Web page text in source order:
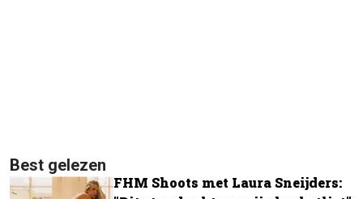
Best gelezen
FHM Shoots met Laura Sneijders: